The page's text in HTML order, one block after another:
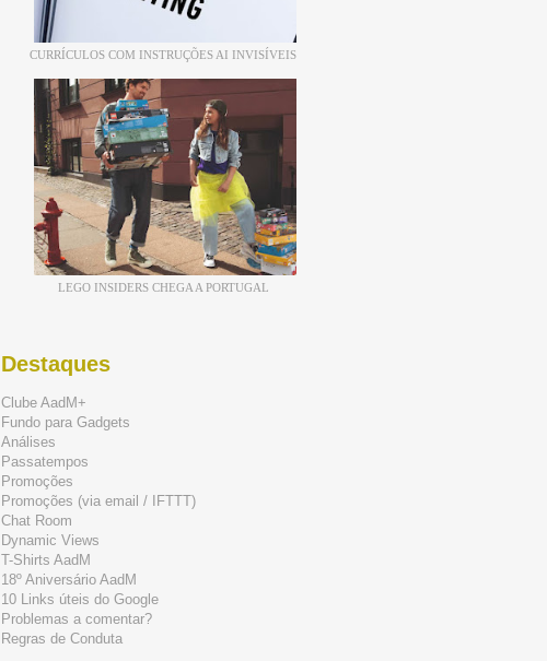
CURRÍCULOS COM INSTRUÇÕES AI INVISÍVEIS
LEGO INSIDERS CHEGA A PORTUGAL
Destaques
Clube AadM+
Fundo para Gadgets
Análises
Passatempos
Promoções
Promoções (via email / IFTTT)
Chat Room
Dynamic Views
T-Shirts AadM
18º Aniversário AadM
10 Links úteis do Google
Problemas a comentar?
Regras de Conduta